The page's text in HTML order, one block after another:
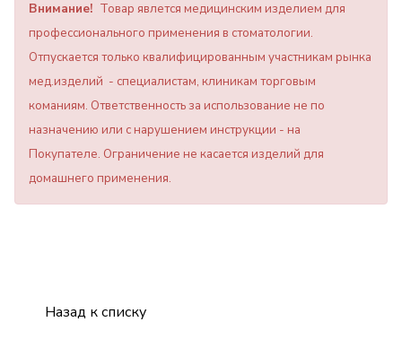
Внимание! Товар явлется медицинским изделием для
профессионального применения в стоматологии.
Отпускается только квалифицированным участникам рынка
мед.изделий - специалистам, клиникам торговым
команиям. Ответственность за использование не по
назначению или с нарушением инструкции - на
Покупателе. Ограничение не касается изделий для
домашнего применения.
Назад к списку